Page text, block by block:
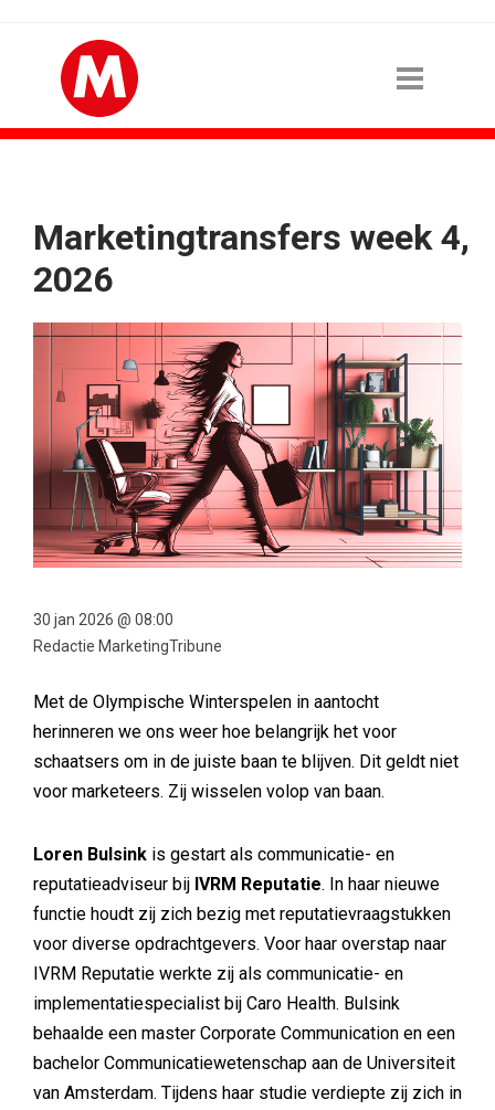
Marketingtransfers week 4,
2026
30 jan 2026 @ 08:00
Redactie MarketingTribune
Met de Olympische Winterspelen in aantocht
herinneren we ons weer hoe belangrijk het voor
schaatsers om in de juiste baan te blijven. Dit geldt niet
voor marketeers. Zij wisselen volop van baan.
Loren Bulsink is gestart als communicatie- en
reputatieadviseur bij IVRM Reputatie. In haar nieuwe
functie houdt zij zich bezig met reputatievraagstukken
voor diverse opdrachtgevers. Voor haar overstap naar
IVRM Reputatie werkte zij als communicatie- en
implementatiespecialist bij Caro Health. Bulsink
behaalde een master Corporate Communication en een
bachelor Communicatiewetenschap aan de Universiteit
van Amsterdam. Tijdens haar studie verdiepte zij zich in